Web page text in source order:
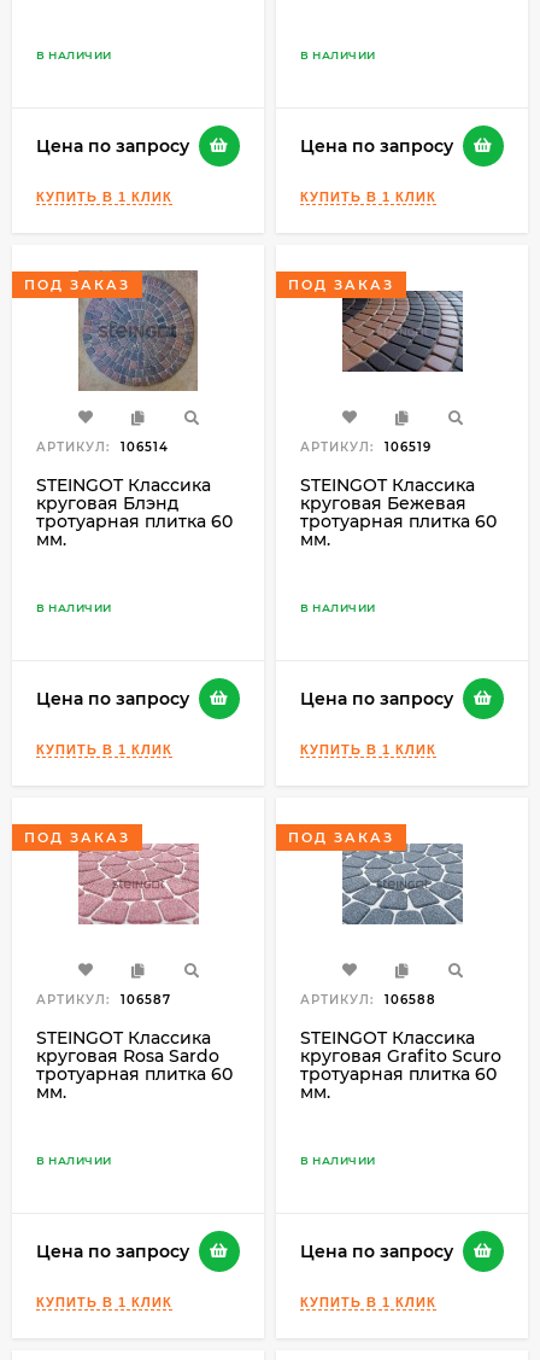
В НАЛИЧИИ
Цена по запросу
В НАЛИЧИИ
Цена по запросу
ПОД ЗАКАЗ
АРТИКУЛ: 106514
STEINGOT Классика
круговая Блэнд
тротуарная плитка 60
мм.
В НАЛИЧИИ
Цена по запросу
ПОД ЗАКАЗ
АРТИКУЛ: 106519
STEINGOT Классика
круговая Бежевая
тротуарная плитка 60
мм.
В НАЛИЧИИ
Цена по запросу
ПОД ЗАКАЗ
АРТИКУЛ: 106587
STEINGOT Классика
круговая Rosa Sardo
тротуарная плитка 60
мм.
В НАЛИЧИИ
Цена по запросу
ПОД ЗАКАЗ
АРТИКУЛ: 106588
STEINGOT Классика
круговая Grafito Scuro
тротуарная плитка 60
мм.
В НАЛИЧИИ
Цена по запросу